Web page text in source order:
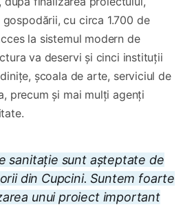
cu circa 1.700 de
la sistemul modern de
va deservi și cinci instituții
școala de arte, serviciul de
precum și mai mulți agenți
sanitație sunt așteptate de
din Cupcini. Suntem foarte
unui proiect important